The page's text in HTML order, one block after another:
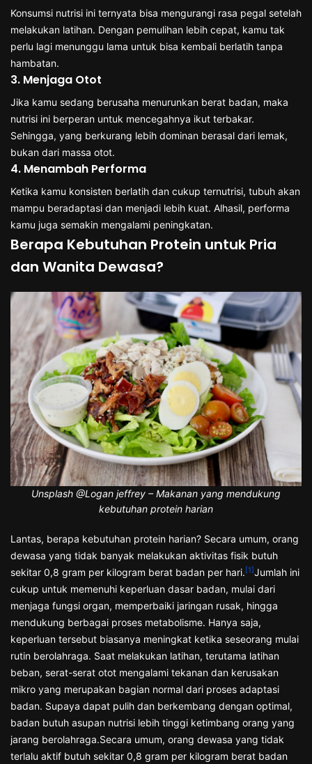
Konsumsi nutrisi ini ternyata bisa mengurangi rasa pegal setelah
melakukan latihan. Dengan pemulihan lebih cepat, kamu tak
perlu lagi menunggu lama untuk bisa kembali berlatih tanpa
hambatan.
3. Menjaga Otot
Jika kamu sedang berusaha menurunkan berat badan, maka
nutrisi ini berperan untuk mencegahnya ikut terbakar.
Sehingga, yang berkurang lebih dominan berasal dari lemak,
bukan dari massa otot.
4. Menambah Performa
Ketika kamu konsisten berlatih dan cukup ternutrisi, tubuh akan
mampu beradaptasi dan menjadi lebih kuat. Alhasil, performa
kamu juga semakin mengalami peningkatan.
Berapa Kebutuhan Protein untuk Pria
dan Wanita Dewasa?
Unsplash @Logan jeffrey – Makanan yang mendukung
kebutuhan protein harian
Lantas, berapa kebutuhan protein harian? Secara umum, orang
dewasa yang tidak banyak melakukan aktivitas fisik butuh
sekitar 0,8 gram per kilogram berat badan per hari.[1]Jumlah ini
cukup untuk memenuhi keperluan dasar badan, mulai dari
menjaga fungsi organ, memperbaiki jaringan rusak, hingga
mendukung berbagai proses metabolisme. Hanya saja,
keperluan tersebut biasanya meningkat ketika seseorang mulai
rutin berolahraga. Saat melakukan latihan, terutama latihan
beban, serat-serat otot mengalami tekanan dan kerusakan
mikro yang merupakan bagian normal dari proses adaptasi
badan. Supaya dapat pulih dan berkembang dengan optimal,
badan butuh asupan nutrisi lebih tinggi ketimbang orang yang
jarang berolahraga.Secara umum, orang dewasa yang tidak
terlalu aktif butuh sekitar 0,8 gram per kilogram berat badan